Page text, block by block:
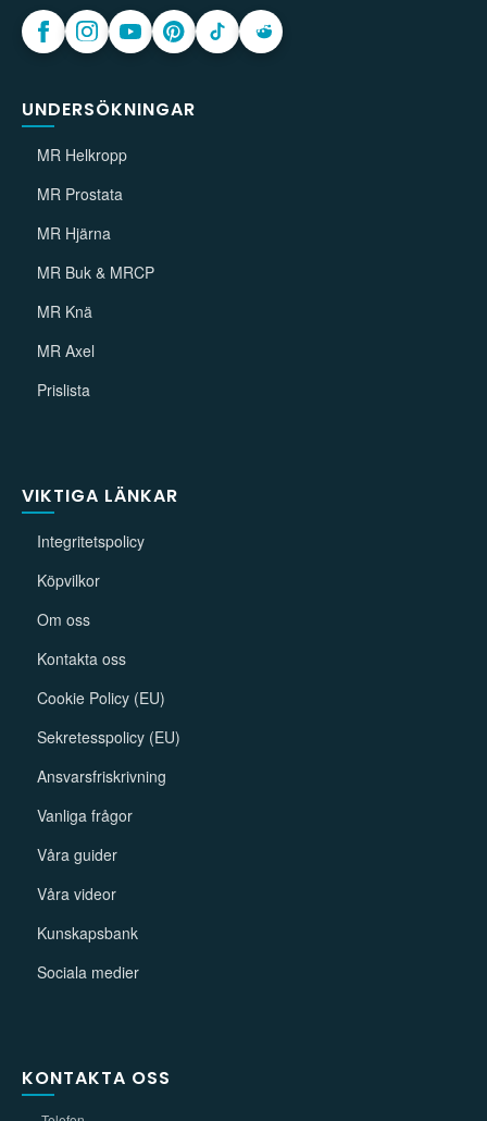
UNDERSÖKNINGAR
MR Helkropp
MR Prostata
MR Hjärna
MR Buk & MRCP
MR Knä
MR Axel
Prislista
VIKTIGA LÄNKAR
Integritetspolicy
Köpvilkor
Om oss
Kontakta oss
Cookie Policy (EU)
Sekretesspolicy (EU)
Ansvarsfriskrivning
Vanliga frågor
Våra guider
Våra videor
Kunskapsbank
Sociala medier
KONTAKTA OSS